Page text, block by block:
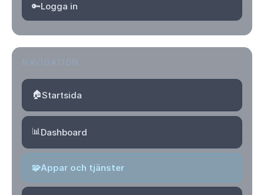
🔑Logga in
🏠Startsida
📊Dashboard
🧩Appar och tjänster